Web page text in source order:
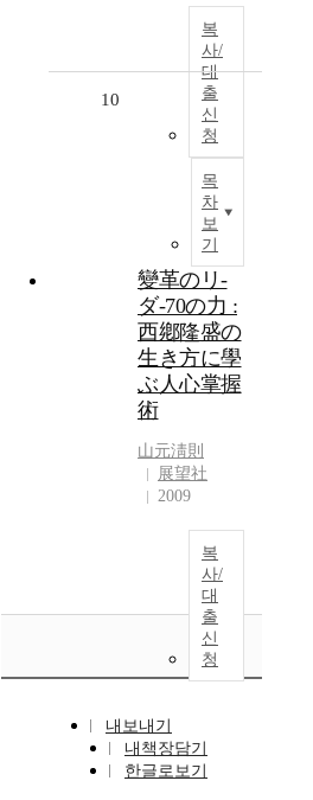
복
사/
대
출
신
청
목
차
보
기
10
變革のリ-
ダ-70の力 :
西鄕隆盛の
生き方に學
ぶ人心掌握
術
山元淸則
展望社
2009
복
사/
대
출
신
청
내보내기
내책장담기
한글로보기